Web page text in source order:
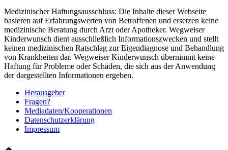
Medizinischer Haftungsausschluss: Die Inhalte dieser Webseite
basieren auf Erfahrungswerten von Betroffenen und ersetzen keine
medizinische Beratung durch Arzt oder Apotheker. Wegweiser
Kinderwunsch dient ausschließlich Informationszwecken und stellt
keinen medizinischen Ratschlag zur Eigendiagnose und Behandlung
von Krankheiten dar. Wegweiser Kinderwunsch übernimmt keine
Haftung für Probleme oder Schäden, die sich aus der Anwendung
der dargestellten Informationen ergeben.
Her­aus­ge­ber
Fra­gen?
Mediadaten/Kooperationen
Daten­schutz­er­klä­rung
Impres­sum